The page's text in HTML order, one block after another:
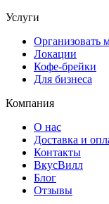
Услуги
Организовать
Локации
Кофе-брейки
Для бизнеса
Компания
О нас
Доставка и
Контакты
ВкусВилл
Блог
Отзывы